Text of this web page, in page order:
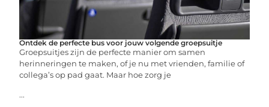
Ontdek de perfecte bus voor jouw volgende groepsuitje
Groepsuitjes zijn de perfecte manier om samen
herinneringen te maken, of je nu met vrienden, familie of
collega’s op pad gaat. Maar hoe zorg je
...